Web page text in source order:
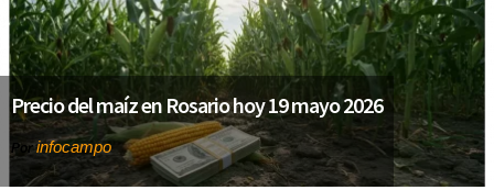
Precio del maíz en Rosario hoy 19 mayo 2026
Porinfocampo